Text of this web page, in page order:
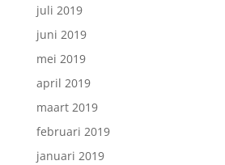
juli 2019
juni 2019
mei 2019
april 2019
maart 2019
februari 2019
januari 2019